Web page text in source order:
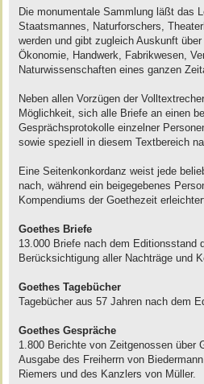
Die monumentale Sammlung läßt das
Staatsmannes, Naturforschers,
werden und gibt zugleich Auskunft
Ökonomie, Handwerk, Fabrikwesen,
Naturwissenschaften eines ganzen
Neben allen Vorzügen der
Möglichkeit, sich alle Briefe an einen
Gesprächsprotokolle einzelner
sowie speziell in diesem Textbereich
Eine Seitenkonkordanz weist jede
nach, während ein beigegebenes
Kompendiums der Goethezeit
Goethes Briefe
13.000 Briefe nach dem Editionsstand
Berücksichtigung aller Nachträge und
Goethes Tagebücher
Tagebücher aus 57 Jahren nach dem
Goethes Gespräche
1.800 Berichte von Zeitgenossen über
Ausgabe des Freiherrn von
Riemers und des Kanzlers von Müller.